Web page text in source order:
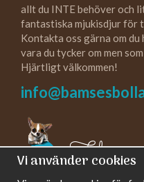
allt du INTE behöver och
fantastiska mjukisdjur för
Kontakta oss gärna om
vara du tycker om men
Hjärtligt välkommen!
Följ oss
Vi använder cookies